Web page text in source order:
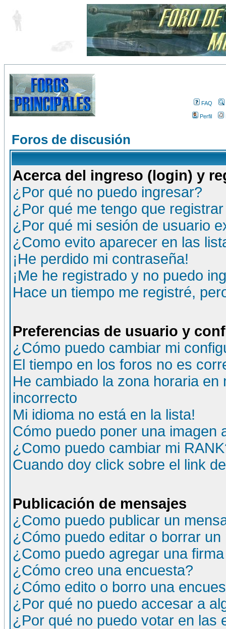
FAQ
Perfil
Foros de discusión
Acerca del ingreso (login) y
¿Por qué no puedo ingresar?
¿Por qué me tengo que
¿Por qué mi sesión de usuario
¿Como evito aparecer en las
¡He perdido mi contraseña!
¡Me he registrado y no puedo
Hace un tiempo me registré,
Preferencias de usuario y
¿Cómo puedo cambiar mi
El tiempo en los foros no es
He cambiado la zona horaria
incorrecto
Mi idioma no está en la lista!
Cómo puedo poner una imagen
¿Como puedo cambiar mi
Cuando doy click sobre el link
Publicación de mensajes
¿Como puedo publicar un
¿Cómo puedo editar o borrar un
¿Como puedo agregar una
¿Cómo creo una encuesta?
¿Cómo edito o borro una
¿Por qué no puedo accesar a
¿Por qué no puedo votar en las